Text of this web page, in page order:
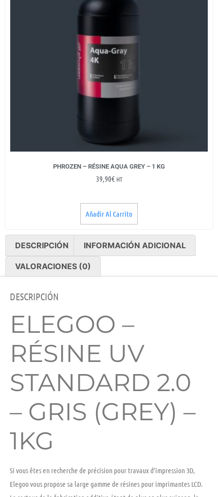
PHROZEN – RÉSINE AQUA GREY – 1 KG
39,90€ HT
Añadir Al Carrito
DESCRIPCIÓN INFORMACIÓN ADICIONAL
VALORACIONES (0)
DESCRIPCIÓN
ELEGOO –
RÉSINE UV
STANDARD 2.0
– GRIS (GREY) –
1KG
Si vous êtes en recherche de précision pour travaux d’impression 3D,
Elegoo vous propose sa large gamme de résines pour imprimantes LCD.